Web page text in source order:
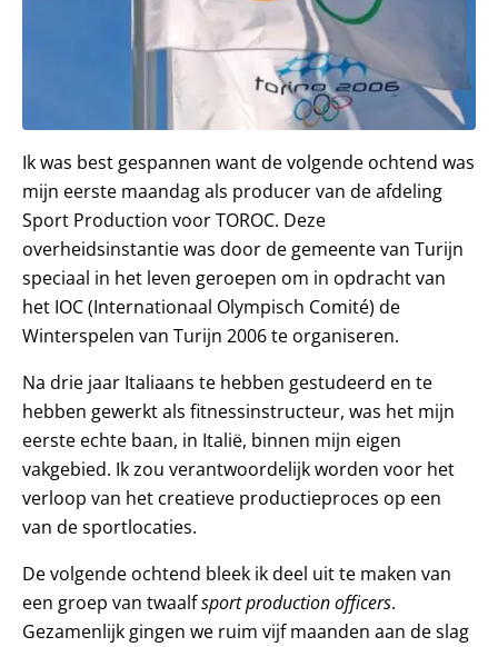
Ik was best gespannen want de volgende ochtend was
mijn eerste maandag als producer van de afdeling
Sport Production voor TOROC. Deze
overheidsinstantie was door de gemeente van Turijn
speciaal in het leven geroepen om in opdracht van
het IOC (Internationaal Olympisch Comité) de
Winterspelen van Turijn 2006 te organiseren.
Na drie jaar Italiaans te hebben gestudeerd en te
hebben gewerkt als fitnessinstructeur, was het mijn
eerste echte baan, in Italië, binnen mijn eigen
vakgebied. Ik zou verantwoordelijk worden voor het
verloop van het creatieve productieproces op een
van de sportlocaties.
De volgende ochtend bleek ik deel uit te maken van
een groep van twaalfsport production officers.
Gezamenlijk gingen we ruim vijf maanden aan de slag